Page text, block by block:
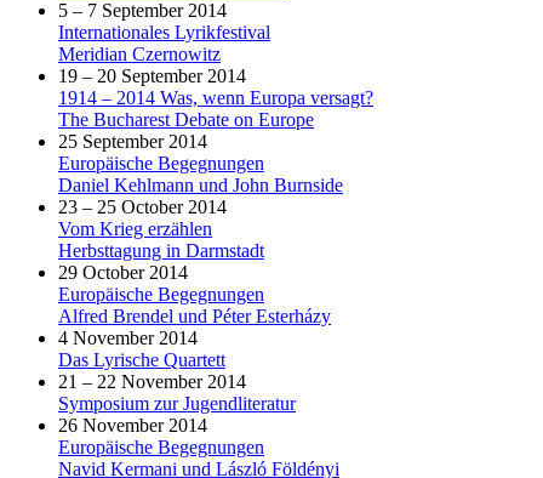
5 – 7 September 2014
Internationales Lyrikfestival
Meridian Czernowitz
19 – 20 September 2014
1914 – 2014 Was, wenn Europa versagt?
The Bucharest Debate on Europe
25 September 2014
Europäische Begegnungen
Daniel Kehlmann und John Burnside
23 – 25 October 2014
Vom Krieg erzählen
Herbsttagung in Darmstadt
29 October 2014
Europäische Begegnungen
Alfred Brendel und Péter Esterházy
4 November 2014
Das Lyrische Quartett
21 – 22 November 2014
Symposium zur Jugendliteratur
26 November 2014
Europäische Begegnungen
Navid Kermani und László Földényi